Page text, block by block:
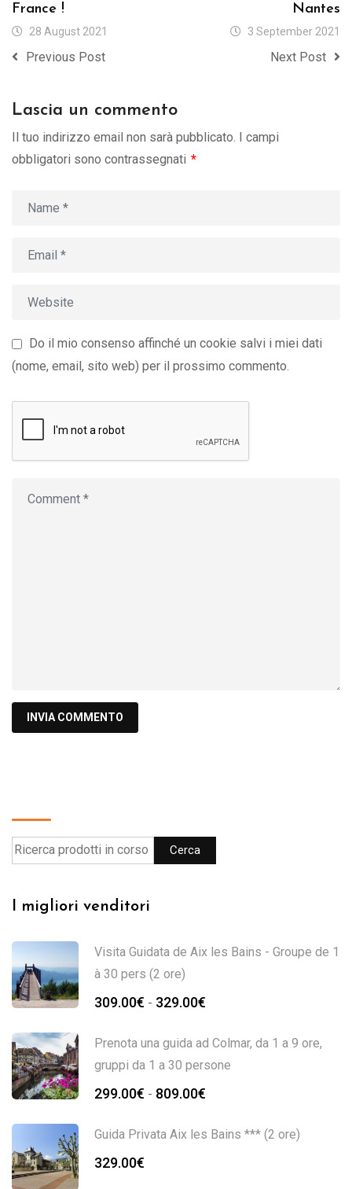
France !
28 August 2021
Previous Post
Nantes
3 September 2021
Next Post
Lascia un commento
Il tuo indirizzo email non sarà pubblicato.
I campi
obbligatori sono contrassegnati *
Do il mio consenso affinché un cookie salvi i miei dati
(nome, email, sito web) per il prossimo commento.
Cerca
I migliori venditori
Visita Guidata de Aix les Bains - Groupe de 1
à 30 pers (2 ore)
309.00€ - 329.00€
Prenota una guida ad Colmar, da 1 a 9 ore,
gruppi da 1 a 30 persone
299.00€ - 809.00€
Guida Privata Aix les Bains *** (2 ore)
329.00€